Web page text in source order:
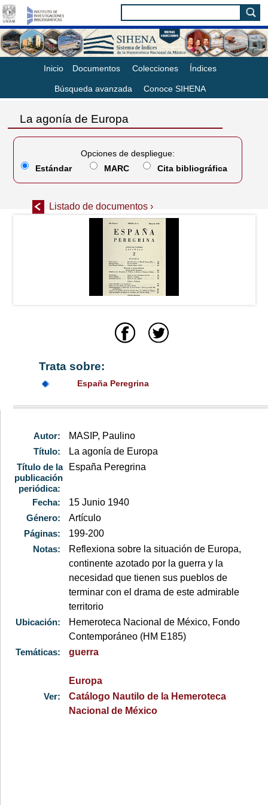
Inicio Documentos Colecciones Índices
Búsqueda avanzada Conoce SIHENA
La agonía de Europa
Listado de documentos ›
Opciones de despliegue:
Estándar
MARC Cita bibliográfica
Trata sobre:
España Peregrina
Autor:
MASIP, Paulino
Título:
La agonía de Europa
Título de la
publicación
periódica:
España Peregrina
Fecha:
15 Junio 1940
Género:
Artículo
Páginas:
199-200
Notas:
Reflexiona sobre la situación de Europa,
continente azotado por la guerra y la
necesidad que tienen sus pueblos de
terminar con el drama de este admirable
territorio
Ubicación:
Hemeroteca Nacional de México, Fondo
Contemporáneo (HM E185)
Temáticas:
guerra
Europa
Ver:
Catálogo Nautilo de la Hemeroteca
Nacional de México